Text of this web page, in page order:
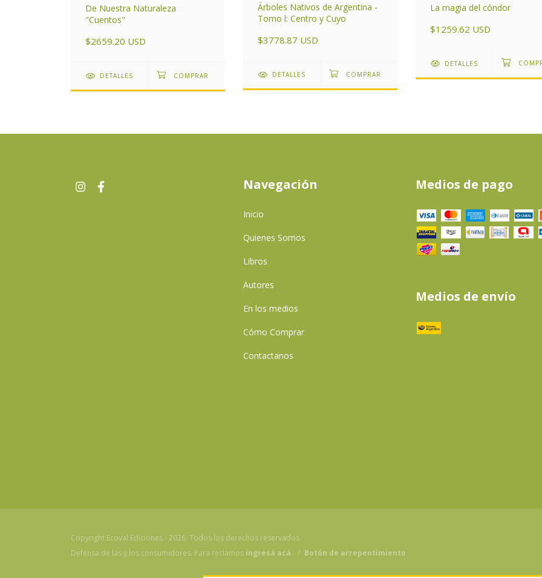
De Nuestra Naturaleza
"Cuentos"
$2659.20 USD
DETALLES
Árboles Nativos de Argentina -
Tomo l: Centro y Cuyo
$3778.87 USD
DETALLES
La magia del cóndor
$1259.62 USD
DETALLES
Navegación
Inicio
Quienes Somos
Libros
Autores
En los medios
Cómo Comprar
Contactanos
Medios de pago
Medios de envío
Copyright Ecoval Ediciones - 2026. Todos los derechos reservados.
Defensa de las y los consumidores. Para reclamos ingresá acá. / Botón de arrepentimiento